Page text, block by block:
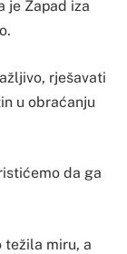
je Zapad iza
rješavati
u obraćanju
da ga
težila miru, a